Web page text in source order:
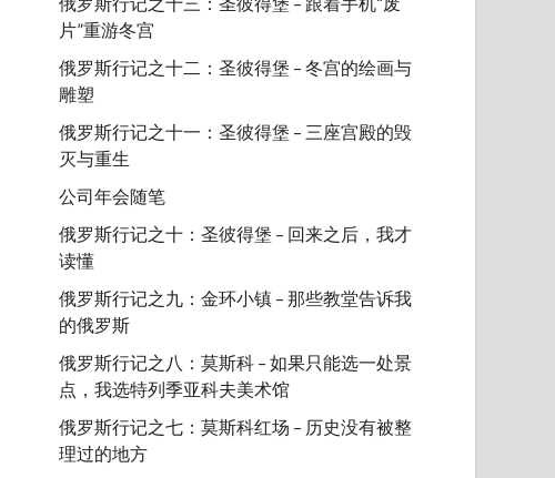
片”重游冬宫
俄罗斯行记之十二：圣彼得堡 – 冬宫的绘画与
雕塑
俄罗斯行记之十一：圣彼得堡 – 三座宫殿的毁
灭与重生
公司年会随笔
俄罗斯行记之十：圣彼得堡 – 回来之后，我才
读懂
俄罗斯行记之九：金环小镇 – 那些教堂告诉我
的俄罗斯
俄罗斯行记之八：莫斯科 – 如果只能选一处景
点，我选特列季亚科夫美术馆
俄罗斯行记之七：莫斯科红场 – 历史没有被整
理过的地方